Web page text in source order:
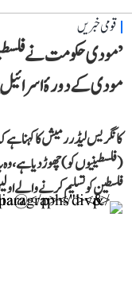
قومی خبریں
’مودی حکومت نے
مودی کے دورۂ اسرائیل
کانگریس لیڈر رمیش کا کہنا
فلسطین کو تسلیم کرنے والے